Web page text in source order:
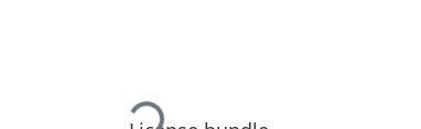
Hämtar...